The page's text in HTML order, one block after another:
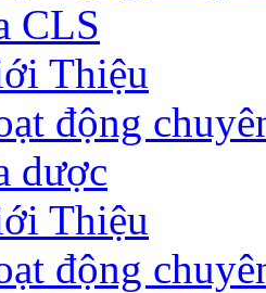
CLS
Thiệu
động
dược
Thiệu
động